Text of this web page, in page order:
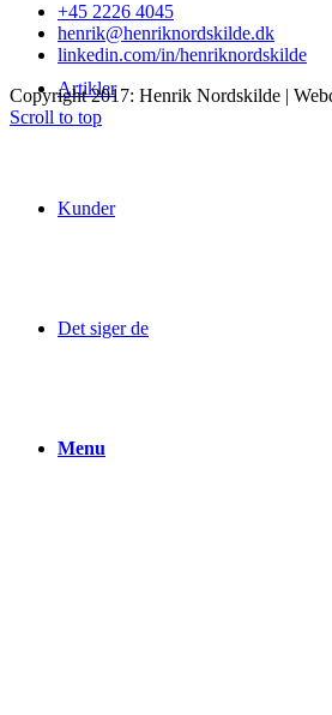
Artikler
Kunder
Det siger de
Menu
+45 2226 4045
henrik@henriknordskilde.dk
linkedin.com/in/henriknordskilde
Copyright 2017: Henrik Nordskilde |
Scroll to top